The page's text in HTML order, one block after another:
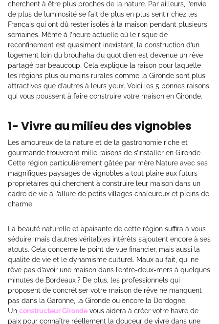
cherchent à être plus proches de la nature. Par ailleurs, l’envie
de plus de luminosité se fait de plus en plus sentir chez les
Français qui ont dû rester isolés à la maison pendant plusieurs
semaines. Même à l’heure actuelle où le risque de
reconfinement est quasiment inexistant, la construction d’un
logement loin du brouhaha du quotidien est devenue un rêve
partagé par beaucoup. Cela explique la raison pour laquelle
les régions plus ou moins rurales comme la Gironde sont plus
attractives que d’autres à leurs yeux. Voici les 5 bonnes raisons
qui vous poussent à faire construire votre maison en Gironde.
1- Vivre au milieu des vignobles
Les amoureux de la nature et de la gastronomie riche et
gourmande trouveront mille raisons de s’installer en Gironde.
Cette région particulièrement gâtée par mère Nature avec ses
magnifiques paysages de vignobles a tout plaire aux futurs
propriétaires qui cherchent à construire leur maison dans un
cadre de vie à l’allure de petits villages chaleureux et pleins de
charme.
La beauté naturelle et apaisante de cette région suffira à vous
séduire, mais d’autres véritables intérêts s’ajoutent encore à ses
atouts. Cela concerne le point de vue financier, mais aussi la
qualité de vie et le dynamisme culturel. Maux au fait, qui ne
rêve pas d’avoir une maison dans l’entre-deux-mers à quelques
minutes de Bordeaux ? De plus, les professionnels qui
proposent de concrétiser votre maison de rêve ne manquent
pas dans la Garonne, la Gironde ou encore la Dordogne.
Un constructeur Gironde vous aidera à créer votre havre de
paix pour connaître réellement la douceur de vivre dans une